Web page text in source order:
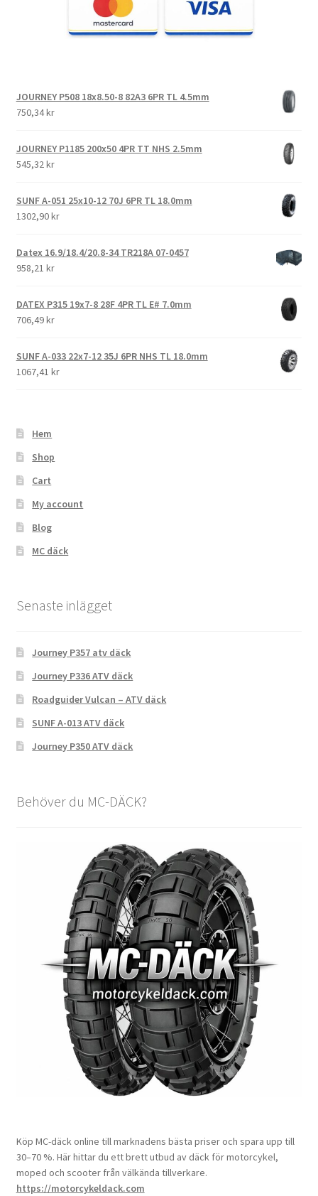
JOURNEY P508 18x8.50-8 82A3 6PR TL 4.5mm
750,34 kr
JOURNEY P1185 200x50 4PR TT NHS 2.5mm
545,32 kr
SUNF A-051 25x10-12 70J 6PR TL 18.0mm
1302,90 kr
Datex 16.9/18.4/20.8-34 TR218A 07-0457
958,21 kr
DATEX P315 19x7-8 28F 4PR TL E# 7.0mm
706,49 kr
SUNF A-033 22x7-12 35J 6PR NHS TL 18.0mm
1067,41 kr
Hem
Shop
Cart
My account
Blog
MC däck
Senaste inlägget
Journey P357 atv däck
Journey P336 ATV däck
Roadguider Vulcan – ATV däck
SUNF A-013 ATV däck
Journey P350 ATV däck
Behöver du MC-DÄCK?
Köp MC-däck online till marknadens bästa priser och spara upp till
30–70 %. Här hittar du ett brett utbud av däck för motorcykel,
moped och scooter från välkända tillverkare.
https://motorcykeldack.com